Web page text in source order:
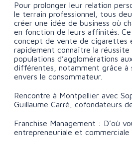
Pour prolonger leur relation
le terrain professionnel, tous
créer une idée de business où
en fonction de leurs affinités.
concept de vente de cigarettes
rapidement connaître la réussite
populations d’agglomérations
différentes, notamment grâce à
envers le consommateur.
Rencontre à Montpellier avec
Guillaume Carré, cofondateurs
Franchise Management : D’où
entrepreneuriale et commerciale